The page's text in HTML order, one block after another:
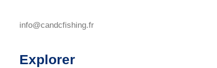
info@candcfishing.fr
Explorer